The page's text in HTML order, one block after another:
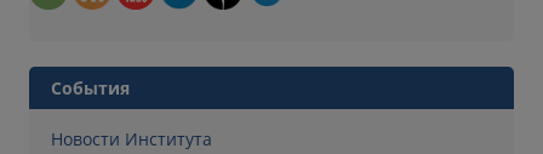
События
Новости Института